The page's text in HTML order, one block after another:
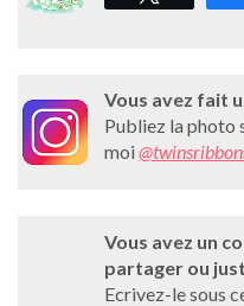
Vous avez fait
Publiez la photo
moi
Vous avez un
partager ou
Ecrivez-le sous